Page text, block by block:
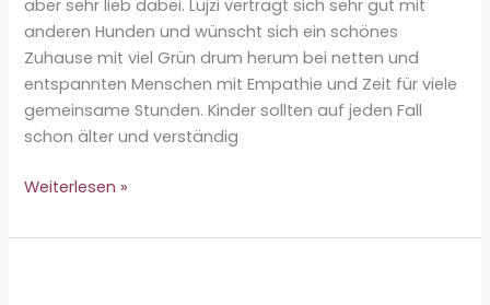
aber sehr lieb dabei. Lujzi verträgt sich sehr gut mit
anderen Hunden und wünscht sich ein schönes
Zuhause mit viel Grün drum herum bei netten und
entspannten Menschen mit Empathie und Zeit für viele
gemeinsame Stunden. Kinder sollten auf jeden Fall
schon älter und verständig
Lujzi
Weiterlesen »